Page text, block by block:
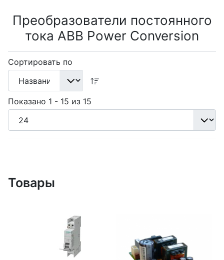
Преобразователи постоянного
тока ABB Power Conversion
Сортировать по
Показано 1 - 15 из 15
Товары